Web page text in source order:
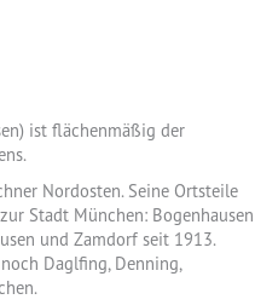
ist flächenmäßig der
Nordosten. Seine Ortsteile
Stadt München: Bogenhausen
und Zamdorf seit 1913.
Daglfing, Denning,